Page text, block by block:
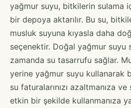
yağmur suyu, bitkilerin sulama
bir depoya aktarılır. Bu su,
musluk suyuna kıyasla daha
seçenektir. Doğal yağmur suyu
zamanda su tasarrufu sağlar.
yerine yağmur suyu kullanarak
su faturalarınızı azaltmanıza ve
etkin bir şekilde kullanmanıza